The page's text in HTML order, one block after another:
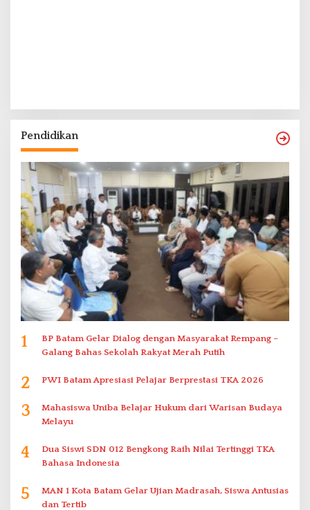
Pendidikan
1
BP Batam Gelar Dialog dengan Masyarakat Rempang –
Galang Bahas Sekolah Rakyat Merah Putih
2 PWI Batam Apresiasi Pelajar Berprestasi TKA 2026
3
Mahasiswa Uniba Belajar Hukum dari Warisan Budaya
Melayu
4
Dua Siswi SDN 012 Bengkong Raih Nilai Tertinggi TKA
Bahasa Indonesia
5
MAN 1 Kota Batam Gelar Ujian Madrasah, Siswa Antusias
dan Tertib